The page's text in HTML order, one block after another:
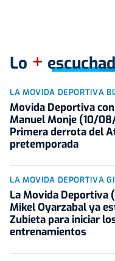
Lo +
LA MOVIDA DEPORTIVA
Movida Deportiva
Manuel Monje (10/
Primera derrota del
pretemporada
LA MOVIDA DEPORTIVA
La Movida Deportiva
Mikel Oyarzabal ya
Zubieta para iniciar
entrenamientos